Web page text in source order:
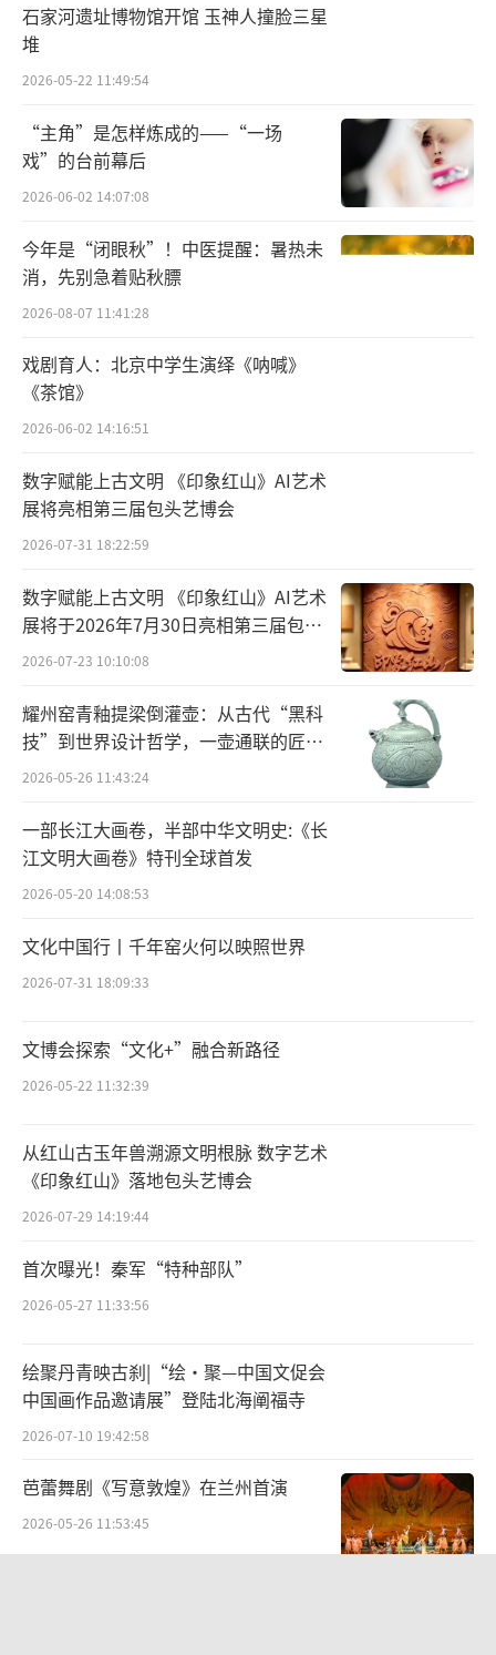
活动现场主持人张越介绍说曹禺发表《雷
雨》时才23岁，“他写《雷雨》时的岁数应该
更年轻，（况且）这个剧本还在他的抽屉里呆
了一年多。”在她整场主持串词中，“看人
性、看命运、看自己”被反复提及。值得一提
的是，张越主持时站位完全不拘于舞台黄金分
割线处，而是转场从观众席间走了一圈。其他
演员更是从剧场前后乃至两侧偏门，鱼贯而出
同观众问好，介绍自己在戏中的角色。令人不
演员在四周演戏的《如梦之梦》——巧的是，那
部戏全国首演也是在北京保利剧院。
整场直播活动融合了剧本朗读、角色解
读，并辅以舞美、灯光、服装、音乐和多媒体
影像等，但又不同于未来的正式演出。随着张
越的串场，《雷雨》《雷雨·后》演出阵容以
次亮相：刘恺威饰演周萍，何赛飞饰演鲁侍
萍，史可和孔维同时饰演繁漪，佟瑞敏饰演周
朴园，徐德亮饰演鲁贵，吕星辰饰演四凤，李
宗雷饰演鲁大海，这些剧中的主要演员和其他
青年演员先后登台与现场和云端的观众首次见
面。他们站在自己和角色的角度，讲述了他们
对这出连台戏的理解，进行了一次独具魅力
史可
国家一级演员，曾任上海戏剧学院表演系
系主任的佟瑞敏，此次在《雷雨》、《雷雨·
后》中扮演周朴园。舞台上，他首先深情回忆
《仲夏夜之梦》。“当时，曹禺先生作为我们
莎士比亚研究会的会长，对我这个年轻的会
员、年轻的教师给予了非常多的指导，不管是
在演出的剧场还是排练场。再后来，我作为一
个电影编剧和导演，创作了描写莎士比亚翻译
家朱生豪先生一生的电影剧本。当时我带着这
石家河遗址博物馆开馆 玉神人撞脸三星
堆
2026-05-22 11:49:54
“主角”是怎样炼成的——“一场
戏”的台前幕后
2026-06-02 14:07:08
今年是“闭眼秋”！中医提醒：暑热未
消，先别急着贴秋膘
2026-08-07 11:41:28
戏剧育人：北京中学生演绎《呐喊》
《茶馆》
2026-06-02 14:16:51
数字赋能上古文明 《印象红山》AI艺术
展将亮相第三届包头艺博会
2026-07-31 18:22:59
数字赋能上古文明 《印象红山》AI艺术
展将于2026年7月30日亮相第三届包头
艺博会
2026-07-23 10:10:08
耀州窑青釉提梁倒灌壶：从古代“黑科
技”到世界设计哲学，一壶通联的匠心
宇宙
2026-05-26 11:43:24
一部长江大画卷，半部中华文明史:《长
江文明大画卷》特刊全球首发
2026-05-20 14:08:53
文化中国行丨千年窑火何以映照世界
2026-07-31 18:09:33
文博会探索“文化+”融合新路径
2026-05-22 11:32:39
从红山古玉年兽溯源文明根脉 数字艺术
《印象红山》落地包头艺博会
2026-07-29 14:19:44
首次曝光！秦军“特种部队”
2026-05-27 11:33:56
绘聚丹青映古刹|“绘·聚—中国文促会
中国画作品邀请展”登陆北海阐福寺
2026-07-10 19:42:58
芭蕾舞剧《写意敦煌》在兰州首演
2026-05-26 11:53:45